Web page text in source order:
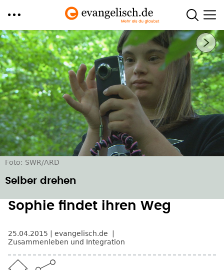
Direkt
zum
Inhalt
Nächstes Bild
Foto: SWR/ARD
Selber drehen
Sophie findet ihren Weg
25.04.2015
evangelisch.de
Zusammenleben und Integration